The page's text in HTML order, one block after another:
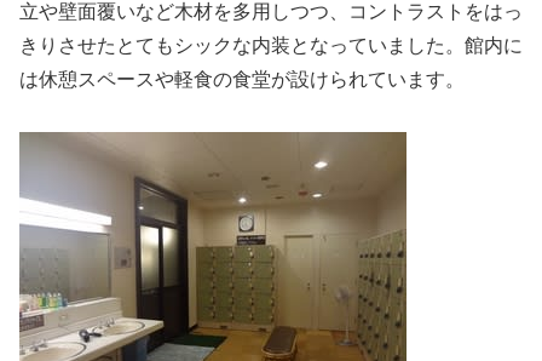
立や壁面覆いなど木材を多用しつつ、コントラストをはっ
きりさせたとてもシックな内装となっていました。館内に
は休憩スペースや軽食の食堂が設けられています。